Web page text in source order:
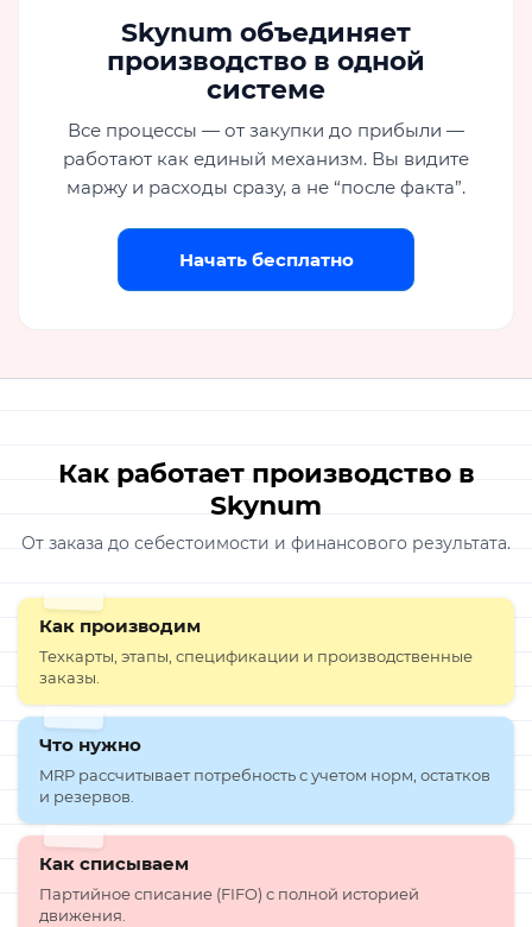
Skynum объединяет
производство в одной
системе
Все процессы — от закупки до прибыли —
работают как единый механизм. Вы видите
маржу и расходы сразу, а не “после факта”.
Начать бесплатно
Как работает производство в
Skynum
От заказа до себестоимости и финансового результата.
Как производим
Техкарты, этапы, спецификации и производственные
заказы.
Что нужно
MRP рассчитывает потребность с учетом норм, остатков
и резервов.
Как списываем
Партийное списание (FIFO) с полной историей
движения.